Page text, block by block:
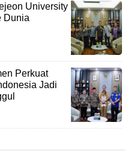
University
Dunia
Perkuat
Jadi